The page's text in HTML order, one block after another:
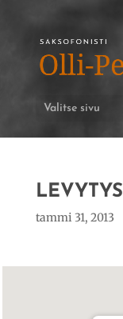
Valitse sivu
LEVYTYS
tammi 31, 2013